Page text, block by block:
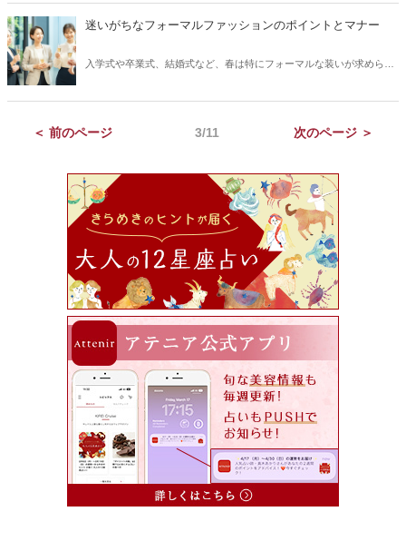
使いこなしたいちょっとした言葉づかいのポイントや、感じが良くな
る言い換えの実例を紹介します。
迷いがちなフォーマルファッションのポイントとマナー
入学式や卒業式、結婚式など、春は特にフォーマルな装いが求められ
った時に判断しやすくなる、フォーマルファッションのポイントをご
＜ 前のページ 3/11 次のページ ＞